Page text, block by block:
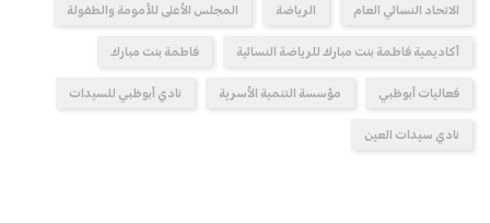
الاتحاد النسائي العام الرياضة المجلس الأعلى للأمومة والطفولة
أكاديمية فاطمة بنت مبارك للرياضة النسائية فاطمة بنت مبارك
فعاليات أبوظبي مؤسسة التنمية الأسرية نادي أبوظبي للسيدات
نادي سيدات العين